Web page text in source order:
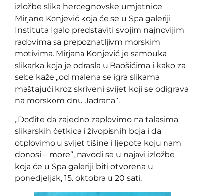
izložbe slika hercegnovske umjetnice
Mirjane Konjević koja će se u Spa galeriji
Instituta Igalo predstaviti svojim najnovijim
radovima sa prepoznatljivm morskim
motivima. Mirjana Konjević je samouka
slikarka koja je odrasla u Baošićima i kako za
sebe kaže „od malena se igra slikama
maštajući kroz skriveni svijet koji se odigrava
na morskom dnu Jadrana“.
„Dođite da zajedno zaplovimo na talasima
slikarskih četkica i živopisnih boja i da
otplovimo u svijet tišine i ljepote koju nam
donosi – more“, navodi se u najavi izložbe
koja će u Spa galeriji biti otvorena u
ponedjeljak, 15. oktobra u 20 sati.